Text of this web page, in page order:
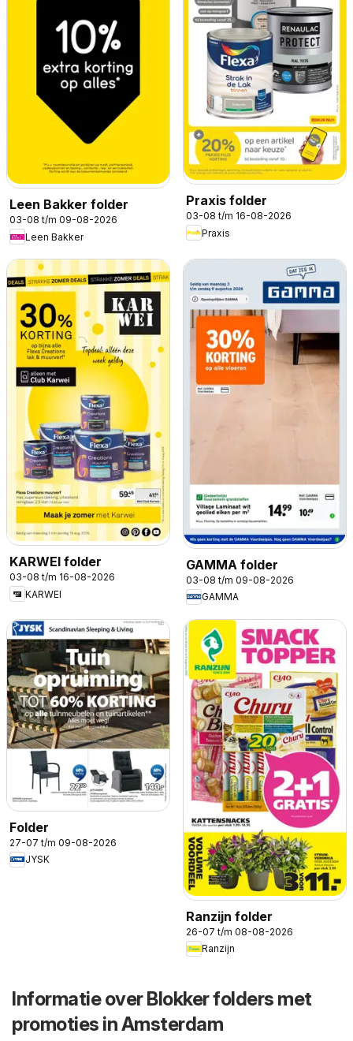
Leen Bakker folder
03-08 t/m 09-08-2026
Leen Bakker
Praxis folder
03-08 t/m 16-08-2026
Praxis
KARWEI folder
03-08 t/m 16-08-2026
KARWEI
GAMMA folder
03-08 t/m 09-08-2026
GAMMA
Folder
27-07 t/m 09-08-2026
JYSK
Ranzijn folder
26-07 t/m 08-08-2026
Ranzijn
Informatie over Blokker folders met
promoties in Amsterdam